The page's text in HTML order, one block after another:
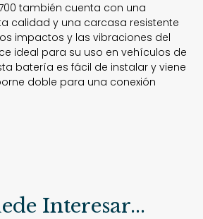
también cuenta con una
calidad y una carcasa resistente
impactos y las vibraciones del
ideal para su uso en vehículos de
batería es fácil de instalar y viene
doble para una conexión
Interesar...